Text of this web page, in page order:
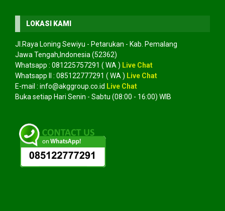
LOKASI KAMI
Jl.Raya Loning Sewiyu - Petarukan - Kab. Pemalang
Jawa Tengah,Indonesia (52362)
Whatsapp : 081225757291 ( WA ) Live Chat
Whatsapp II : 085122777291 ( WA ) Live Chat
E-mail : info@akggroup.co.id Live Chat
Buka setiap Hari Senin - Sabtu (08:00 - 16:00) WIB